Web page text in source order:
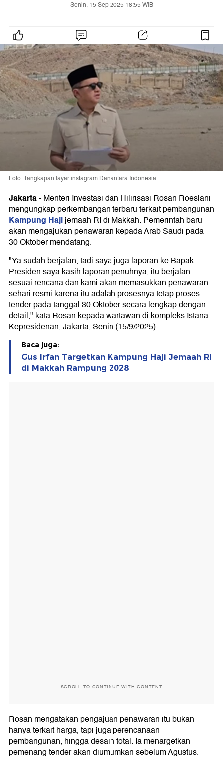
Senin, 15 Sep 2025 18:55 WIB
Foto: Tangkapan layar instagram Danantara Indonesia
Jakarta-Menteri Investasi dan Hilirisasi Rosan Roeslani
mengungkap perkembangan terbaru terkait pembangunan
Kampung Hajijemaah RI di Makkah. Pemerintah baru
akan mengajukan penawaran kepada Arab Saudi pada
30 Oktober mendatang.
"Ya sudah berjalan, tadi saya juga laporan ke Bapak
Presiden saya kasih laporan penuhnya, itu berjalan
sesuai rencana dan kami akan memasukkan penawaran
sehari resmi karena itu adalah prosesnya tetap proses
tender pada tanggal 30 Oktober secara lengkap dengan
detail," kata Rosan kepada wartawan di kompleks Istana
Kepresidenan, Jakarta, Senin (15/9/2025).
Baca juga:
Gus Irfan Targetkan Kampung Haji Jemaah RI
di Makkah Rampung 2028
SCROLL TO CONTINUE WITH CONTENT
Rosan mengatakan pengajuan penawaran itu bukan
hanya terkait harga, tapi juga perencanaan
pembangunan, hingga desain total. Ia menargetkan
pemenang tender akan diumumkan sebelum Agustus.